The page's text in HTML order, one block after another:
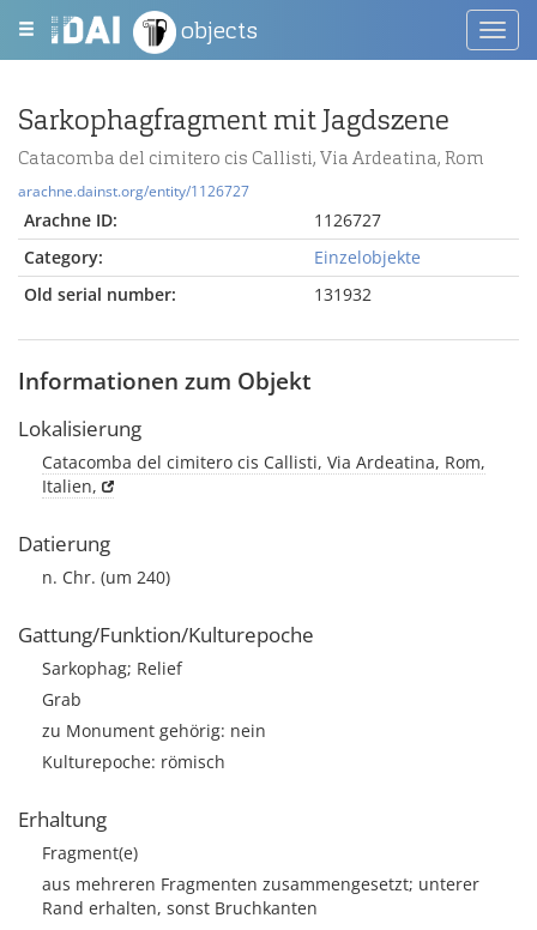
objects
Sarkophagfragment mit Jagdszene
Catacomba del cimitero cis Callisti, Via Ardeatina, Rom
arachne.dainst.org/entity/1126727
Arachne ID:
1126727
Category:
Einzelobjekte
Old serial number:
131932
Informationen zum Objekt
Lokalisierung
Catacomba del cimitero cis Callisti, Via Ardeatina, Rom,
Italien,
Datierung
n. Chr. (um 240)
Gattung/Funktion/Kulturepoche
Sarkophag; Relief
Grab
zu Monument gehörig: nein
Kulturepoche: römisch
Erhaltung
Fragment(e)
aus mehreren Fragmenten zusammengesetzt; unterer
Rand erhalten, sonst Bruchkanten